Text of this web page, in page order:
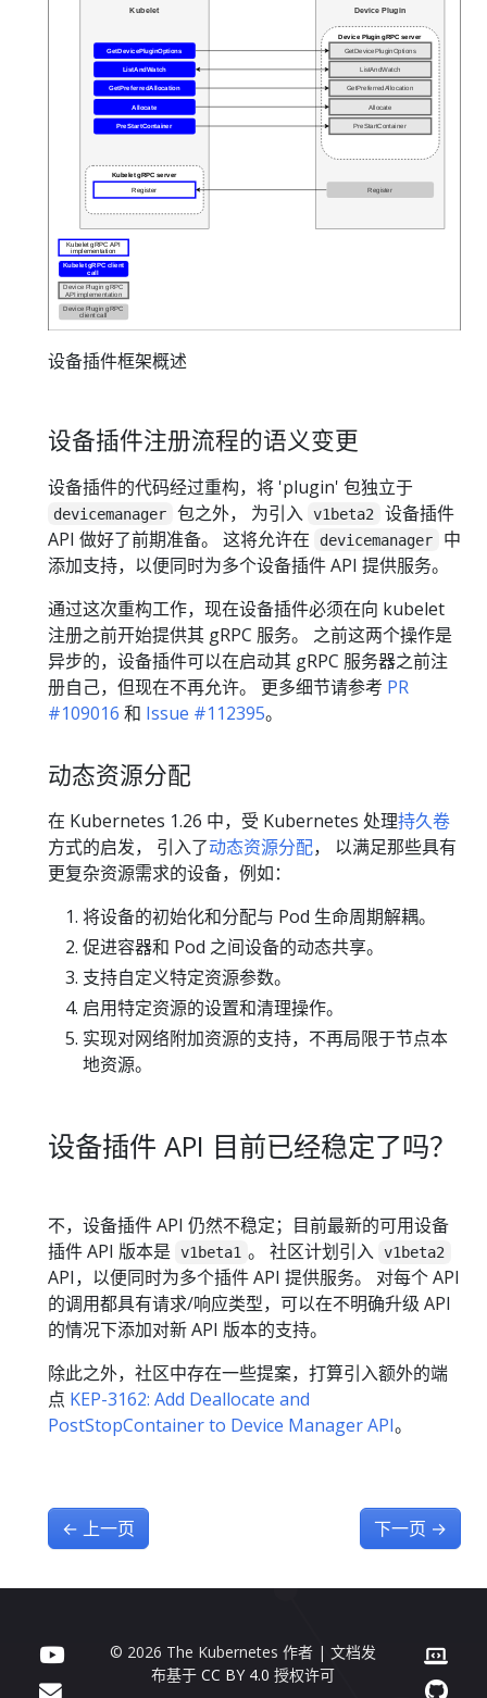
设备插件框架概述
设备插件注册流程的语义变更
设备插件的代码经过重构，将 'plugin' 包独立于
devicemanager 包之外， 为引入 v1beta2
设备插件
API 做好了前期准备。 这将允许在
devicemanager
中
添加支持，以便同时为多个设备插件 API 提供服务。
通过这次重构工作，现在设备插件必须在向 kubelet
注册之前开始提供其 gRPC 服务。 之前这两个操作是
异步的，设备插件可以在启动其 gRPC 服务器之前注
册自己，但现在不再允许。 更多细节请参考 PR
#109016 和 Issue #112395。
动态资源分配
在 Kubernetes 1.26 中，受 Kubernetes 处理持久卷
方式的启发， 引入了动态资源分配， 以满足那些具有
更复杂资源需求的设备，例如：
将设备的初始化和分配与 Pod 生命周期解耦。
促进容器和 Pod 之间设备的动态共享。
支持自定义特定资源参数。
启用特定资源的设置和清理操作。
实现对网络附加资源的支持，不再局限于节点本
地资源。
设备插件 API 目前已经稳定了吗？
不，设备插件 API 仍然不稳定；目前最新的可用设备
插件 API 版本是
v1beta1 。 社区计划引入 v1beta2
API，以便同时为多个插件 API 提供服务。 对每个 API
的调用都具有请求/响应类型，可以在不明确升级 API
的情况下添加对新 API 版本的支持。
除此之外，社区中存在一些提案，打算引入额外的端
点 KEP-3162: Add Deallocate and
PostStopContainer to Device Manager API。
← 上一页 下一页 →
© 2026 The Kubernetes 作者 | 文档发
布基于CC BY 4.0 授权许可